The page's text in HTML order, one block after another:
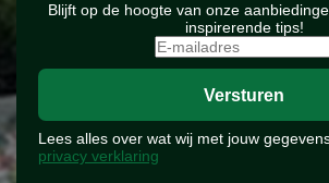
Blijft op de hoogte van onze
inspirerende tips!
Lees alles over wat wij met jouw
privacy verklaring